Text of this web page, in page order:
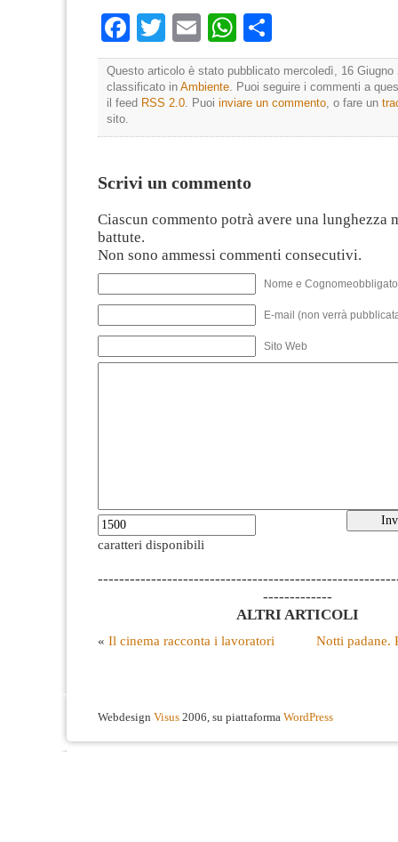
Facebook
TwitterEmailWhatsApp
Questo articolo è stato pubblicato mercoledì, 16 Giugno
classificato in Ambiente. Puoi seguire i commenti a
il feed RSS 2.0. Puoi inviare un commento, o fare un
sito.
Scrivi un commento
Ciascun commento potrà avere una lunghezza
battute.
Non sono ammessi commenti consecutivi.
Nome e
E-mail (non verrà
Sito Web
caratteri disponibili
-------------
ALTRI ARTICOLI
« Il cinema racconta i lavoratori Notti padane.
Webdesign Visus 2006, su piattaforma WordPress